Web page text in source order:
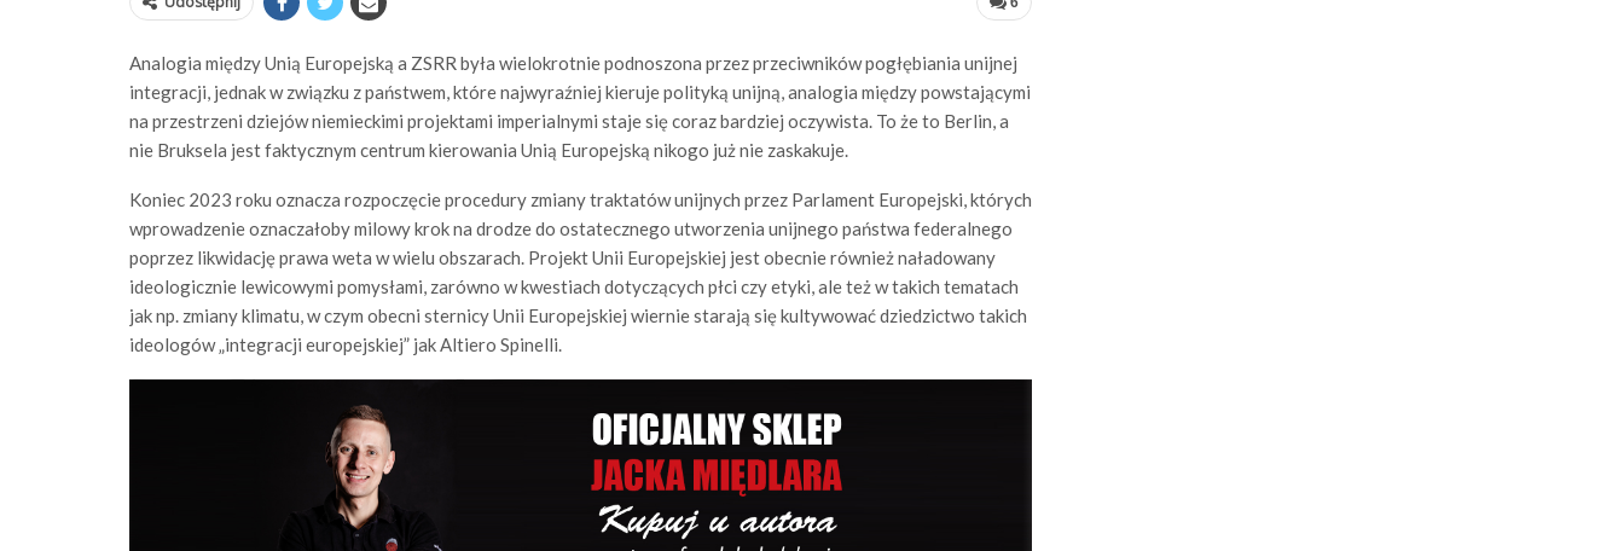
Analogia między Unią Europejską a ZSRR była wielokrotnie podnoszona przez przeciwników pogłębiania unijnej
integracji, jednak w związku z państwem, które najwyraźniej kieruje polityką unijną, analogia między powstającymi
na przestrzeni dziejów niemieckimi projektami imperialnymi staje się coraz bardziej oczywista. To że to Berlin, a
nie Bruksela jest faktycznym centrum kierowania Unią Europejską nikogo już nie zaskakuje.
Koniec 2023 roku oznacza rozpoczęcie procedury zmiany traktatów unijnych przez Parlament Europejski, których
wprowadzenie oznaczałoby milowy krok na drodze do ostatecznego utworzenia unijnego państwa federalnego
poprzez likwidację prawa weta w wielu obszarach. Projekt Unii Europejskiej jest obecnie również naładowany
ideologicznie lewicowymi pomysłami, zarówno w kwestiach dotyczących płci czy etyki, ale też w takich tematach
jak np. zmiany klimatu, w czym obecni sternicy Unii Europejskiej wiernie starają się kultywować dziedzictwo takich
ideologów „integracji europejskiej” jak Altiero Spinelli.